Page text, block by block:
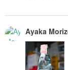
Ayaka